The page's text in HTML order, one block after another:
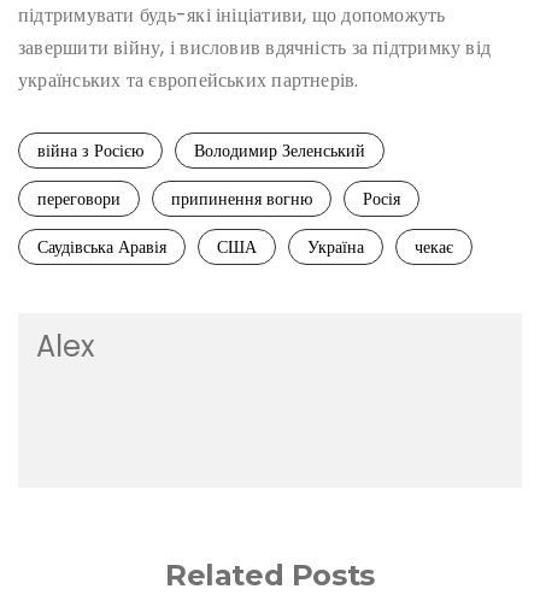
підтримувати будь-які ініціативи, що допоможуть
завершити війну, і висловив вдячність за підтримку від
українських та європейських партнерів.
війна з Росією
Володимир Зеленський
переговори
припинення вогню
Росія
Саудівська Аравія
США Україна чекає
Alex
Related Posts